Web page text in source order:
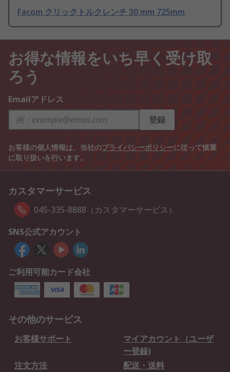
Facom クリックトルクレンチ 30 mm 725mm
お得な情報をいち早く受け取
ろう
Emailアドレス
登録
お客様の個人情報は、当社のプライバシーポリシーに従って慎重
に取り扱いを行います。
カスタマーサービス
045-335-8888（カスタマーサービス）
SNS公式アカウント
ご利用可能カード会社
その他のサービス
お客様サポート
マイアカウント（ユーザ
ー登録)
注文方法
配送・送料